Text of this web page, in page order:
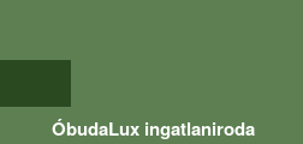
ÓbudaLux ingatlaniroda